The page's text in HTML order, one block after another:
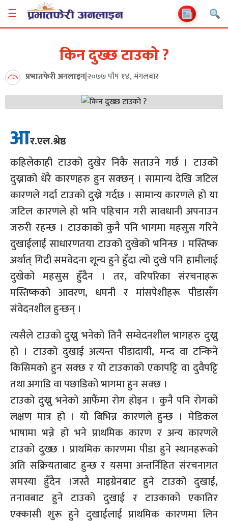
☰
किन दुख्छ टाउको ?
प्रभातफेरी अनलाइन|२०७७ पौष १४, मंगलबार
आर.एल.श्रेष्ठ
कहिलेकाही टाउको दुखेर निकै सताउने गर्छ । टाउको
दुख्नाको धेरै कारणहरु हुन सक्छन् । सामान्य देखि जटिल
कारणले गर्दा टाउको दुख्ने गर्दछ । सामान्य कारणले हो या
जटिल कारणले हो भनि पहिचान गरी सावधानी अपनाउन
जरुरी रहन्छ । टाउकाको कुनै पनि भागमा महसुस गरिने
दुखाईलाई साधारणतया टाउको दुखेको भनिन्छ । मस्तिष्क
अर्थात् गिदी समवेदना शून्य हुने हुँदा त्यो दुखे पनि हामीलाई
दुखेको महसुस हुँदैन । तर, वरिपरिका संरचनाहरू
मस्तिष्कको आवरण, धमनी र मांसपेशीहरू पीडासँग
संवेदनशील हुन्छन् ।
त्यसैले टाउको दुख्नु भनेको तिनै सम्वेदनशील भागहरु दुख्नु
हो । टाउको दुखाई अत्यन्त पीडादायी, मन्द वा टन्किने
किसिमको हुन सक्छ र यो टाउकाको एकापट्टि वा दुवैपट्टि
तथा अगाडि वा पछाडिको भागमा हुन सक्छ ।
टाउको दुख्नु भनेको आफैंमा रोग होइन । कुनै पनि रोगको
लक्षण मात्र हो । यो बिभिन्न कारणले हुन्छ । मेडिकल
भाषामा भन्ने हो भने प्राथमिक कारण र अन्य कारणले
टाउको दुख्छ । प्राथमिक कारणमा पीडा हुने स्थानहरूको
अति सक्रियताबाट हुन्छ र यसमा अन्तर्निहित संरचनागत
समस्या हुँदैन ।जस्तै माइग्रेनबाट हुने टाउको दुखाई,
तनावबाट हुने टाउको दुखाई र टाउकाको एकातिर
एक्कासी शुरू हुने दुखाईलाई प्राथमिक कारणमा लिन